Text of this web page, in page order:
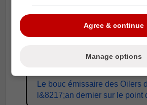
Un choix de premier tour
Le bouc émissaire des Oilers
l&8217;an dernier sur le point
Agree & continue
Manage options